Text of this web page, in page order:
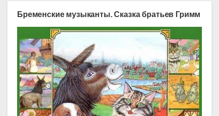
Бременские музыканты. Сказка братьев Гримм